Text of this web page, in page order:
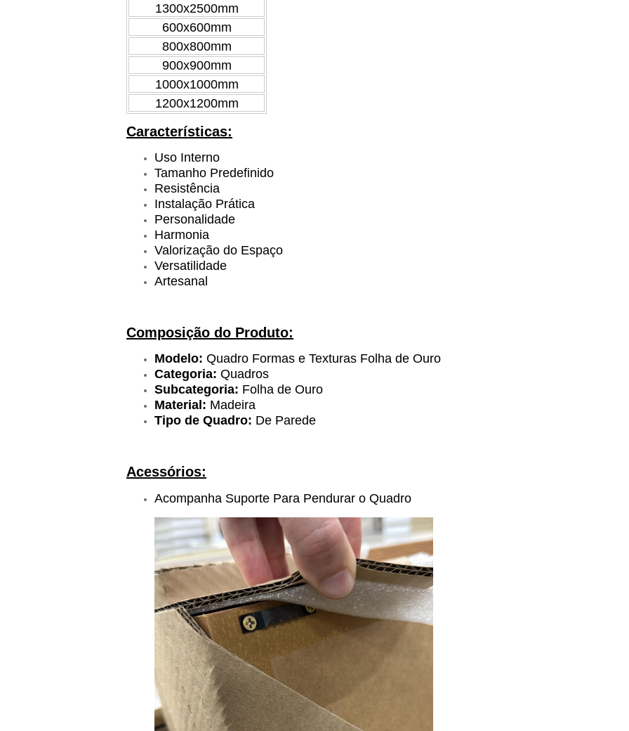
1300x2500mm
600x600mm
800x800mm
900x900mm
1000x1000mm
1200x1200mm
Características:
Uso Interno
Tamanho Predefinido
Resistência
Instalação Prática
Personalidade
Harmonia
Valorização do Espaço
Versatilidade
Artesanal
Composição do Produto:
Modelo: Quadro Formas e Texturas Folha de Ouro
Categoria: Quadros
Subcategoria: Folha de Ouro
Material: Madeira
Tipo de Quadro: De Parede
Acessórios:
Acompanha Suporte Para Pendurar o Quadro